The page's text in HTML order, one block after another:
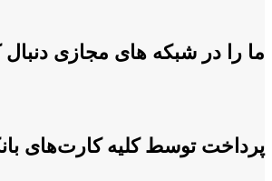
ما را در شبکه های مجازی دنبال
پرداخت توسط کلیه کارت‌های